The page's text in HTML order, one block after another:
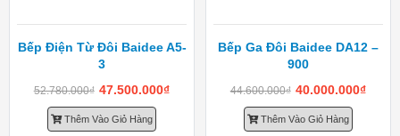
Bếp Điện Từ Đôi Baidee A5-
3
52.780.000₫ 47.500.000₫
Thêm Vào Giỏ Hàng
Bếp Ga Đôi Baidee DA12 –
900
44.600.000₫ 40.000.000₫
Thêm Vào Giỏ Hàng